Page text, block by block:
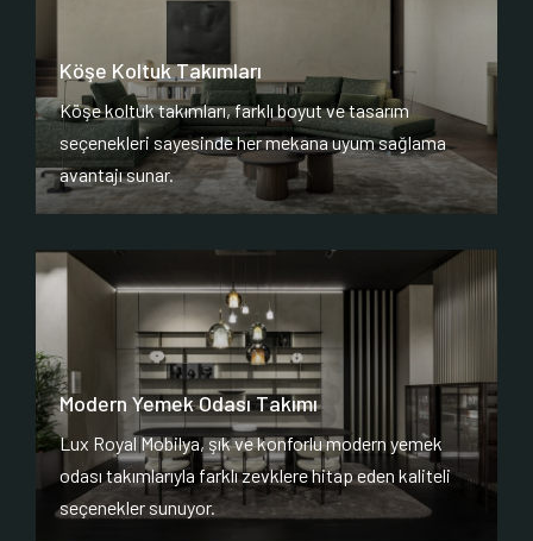
Köşe Koltuk Takımları
Köşe koltuk takımları, farklı boyut ve tasarım
seçenekleri sayesinde her mekana uyum sağlama
avantajı sunar.
Modern Yemek Odası Takımı
Lux Royal Mobilya, şık ve konforlu modern yemek
odası takımlarıyla farklı zevklere hitap eden kaliteli
seçenekler sunuyor.